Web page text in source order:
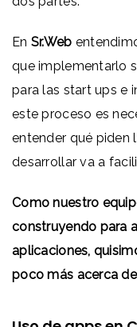
En Sr.Web
que implementarlo
para las start ups e
este proceso es
entender qué piden
desarrollar va a
Como nuestro
construyendo para
aplicaciones,
poco más acerca